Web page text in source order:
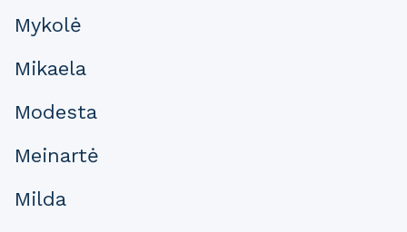
Mykolė
Mikaela
Modesta
Meinartė
Milda